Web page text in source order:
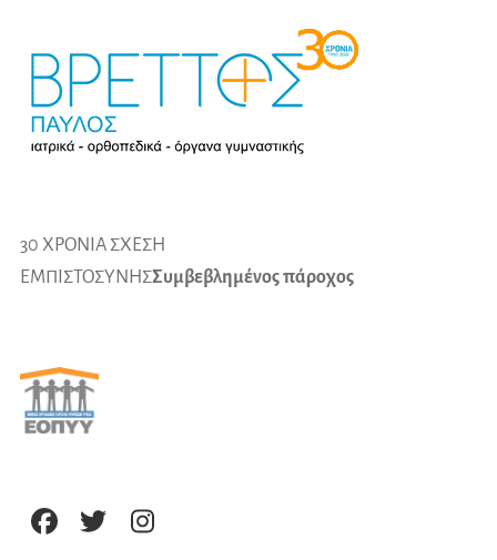
30 ΧΡΟΝΙΑ ΣΧΕΣΗ
ΕΜΠΙΣΤΟΣΥΝΗΣΣυμβεβλημένος πάροχος